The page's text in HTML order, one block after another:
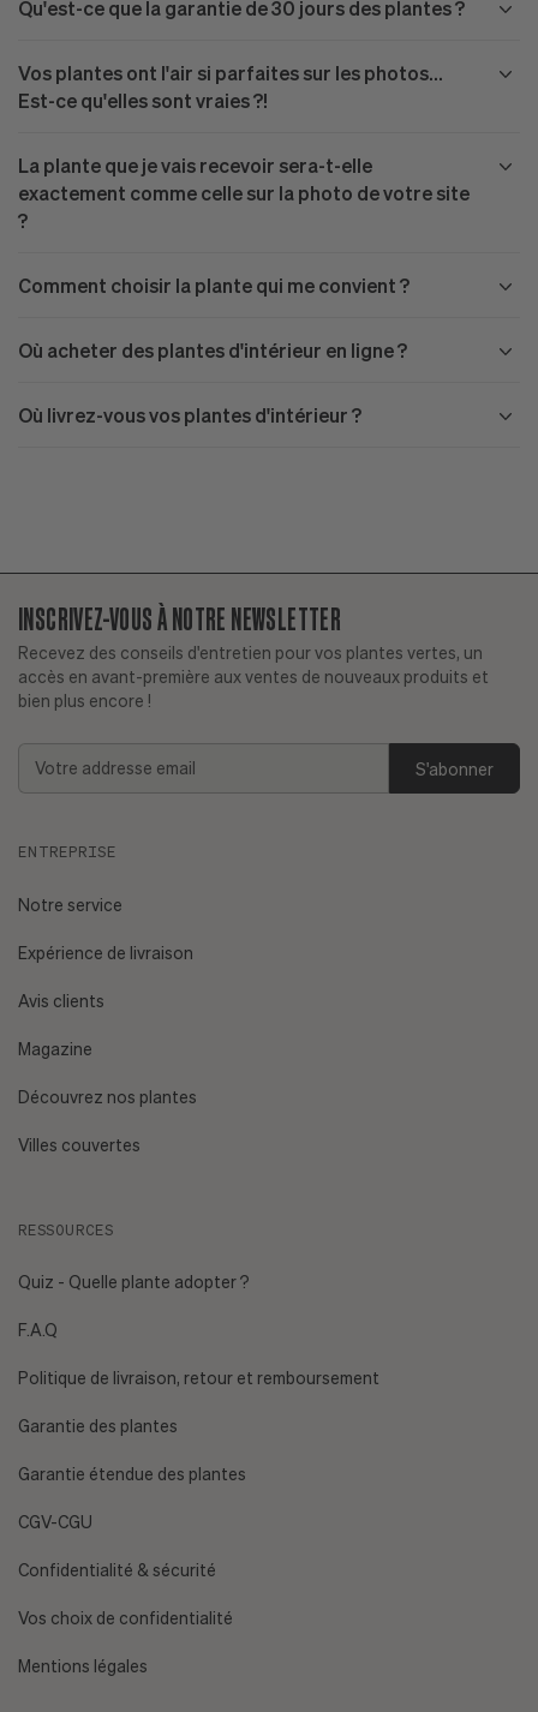
Qu'est-ce que la garantie de 30 jours des plantes ?
Vos plantes ont l'air si parfaites sur les photos...
Est-ce qu'elles sont vraies ?!
La plante que je vais recevoir sera-t-elle
exactement comme celle sur la photo de votre site
?
Comment choisir la plante qui me convient ?
Plantes faciles d'entretien
niveau de luminosité de mon espace ?
Ai-je des animaux de compagnie ou un enfant en bas âge
Où acheter des plantes d'intérieur en ligne ?
Où livrez-vous vos plantes d'intérieur ?
INSCRIVEZ-VOUS À NOTRE NEWSLETTER
Recevez des conseils d'entretien pour vos plantes vertes, un
accès en avant-première aux ventes de nouveaux produits et
bien plus encore !
Addresse
ENTREPRISE
Notre service
Expérience de livraison
Avis clients
Magazine
Découvrez nos plantes
Villes couvertes
RESSOURCES
Quiz - Quelle plante adopter ?
F.A.Q
Politique de livraison, retour et remboursement
Garantie des plantes
Garantie étendue des plantes
CGV-CGU
Confidentialité & sécurité
Vos choix de confidentialité
Mentions légales